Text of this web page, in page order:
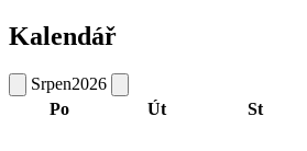
Kalendář
Srpen2026
Po
Út St